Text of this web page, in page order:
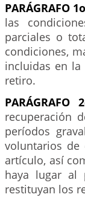
PARÁGRAFO
las
parciales o
condiciones,
incluidas en
retiro.
PARÁGRAFO
recuperación
períodos
voluntarios
artículo, así
haya lugar al
restituyan los